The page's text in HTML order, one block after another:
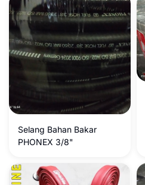
Selang Bahan Bakar
PHONEX 3/8"